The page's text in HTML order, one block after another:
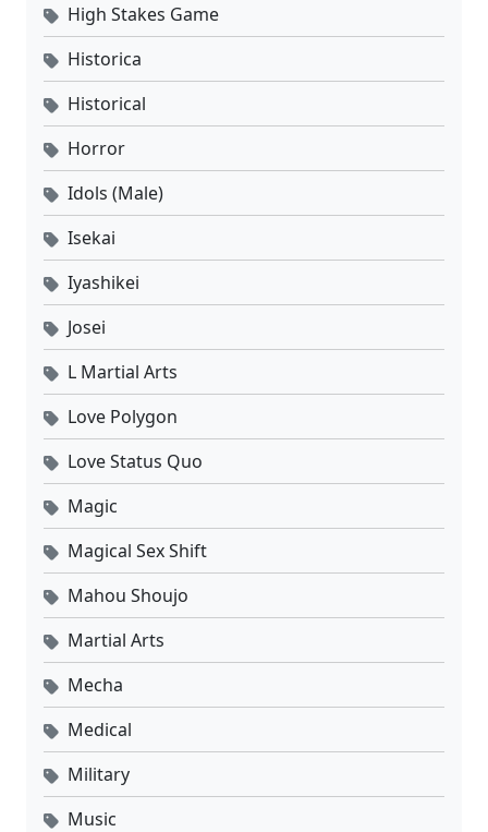
High Stakes Game
Historica
Historical
Horror
Idols (Male)
Isekai
Iyashikei
Josei
L Martial Arts
Love Polygon
Love Status Quo
Magic
Magical Sex Shift
Mahou Shoujo
Martial Arts
Mecha
Medical
Military
Music